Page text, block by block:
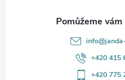
info@
+420 415
+420 775